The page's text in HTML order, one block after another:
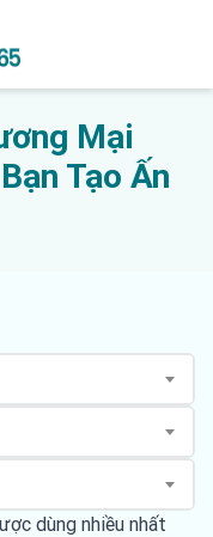
Mại
Tạo Ấn
dùng nhiều nhất